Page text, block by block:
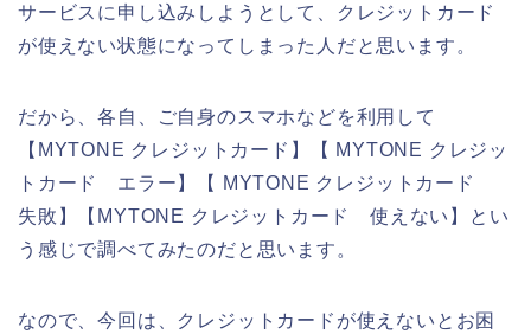
サービスに申し込みしようとして、クレジットカード
が使えない状態になってしまった人だと思います。
だから、各自、ご自身のスマホなどを利用して
【MYTONE クレジットカード】【 MYTONE クレジッ
トカード エラー】【 MYTONE クレジットカード
失敗】【MYTONE クレジットカード 使えない】とい
う感じで調べてみたのだと思います。
なので、今回は、クレジットカードが使えないとお困